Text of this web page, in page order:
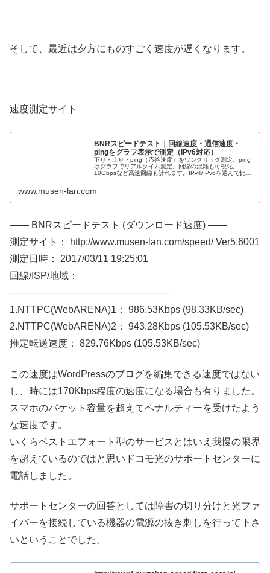
そして、最近は夕方にものすごく速度が遅くなります。
速度測定サイト
BNRスピードテスト｜回線速度・通信速度・
pingをグラフ表示で測定（IPv6対応）
下り・上り・ping（応答速度）をワンクリック測定。ping
はグラフでリアルタイム測定。回線の混雑も可視化。
10Gbpsなど高速回線も計れます。IPv4/IPv6を選んで比較
www.musen-lan.com
—— BNRスピードテスト (ダウンロード速度) ——
測定サイト： http://www.musen-lan.com/speed/ Ver5.6001
測定日時： 2017/03/11 19:25:01
回線/ISP/地域：
————————————————–
1.NTTPC(WebARENA)1： 986.53Kbps (98.33KB/sec)
2.NTTPC(WebARENA)2： 943.28Kbps (105.53KB/sec)
推定転送速度： 829.76Kbps (105.53KB/sec)
この速度はWordPressのブログを編集できる速度ではない
し、時には170Kbps程度の速度になる場合も有りました。
スマホのパケット容量を超えてペナルティーを受けたよう
な速度です。
いくらベストエフォート型のサービスとはいえ我慢の限界
を超えているのではと思いドコモ光のサポートセンターに
電話しました。
サポートセンターの回答としては障害の切り分けと光ファ
イバーを接続している機器の電源の抜き刺しを行って下さ
いということでした。